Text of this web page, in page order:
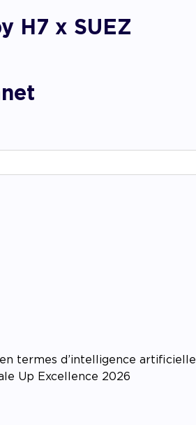
H7 x SUEZ
termes d’intelligence artificielle
Up Excellence 2026